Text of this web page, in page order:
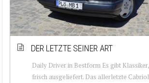
DER LETZTE SEINER ART
Daily Driver in Bestform Es gibt
frisch ausgeliefert. Das allerletzte